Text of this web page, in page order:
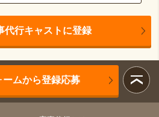
代行キャストに登録
ームから登録応募